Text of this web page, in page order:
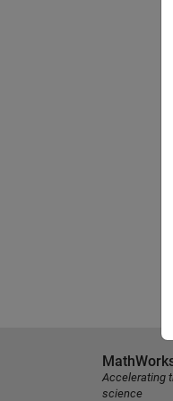
Accelerating
science